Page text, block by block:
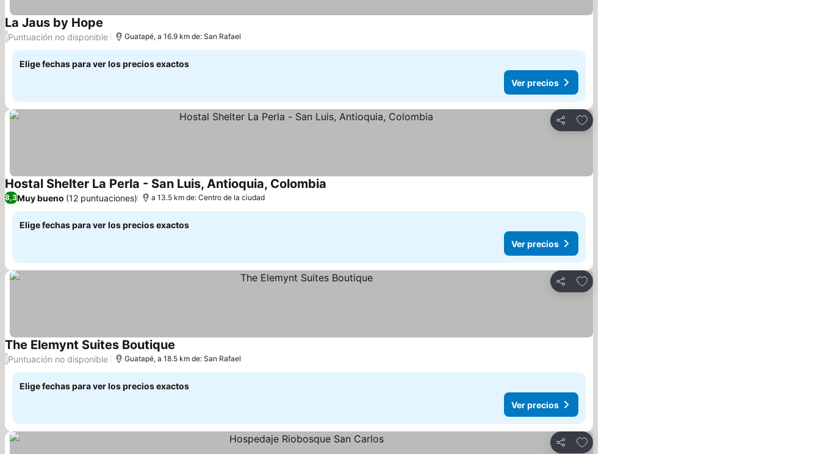
La Jaus by Hope
/Puntuación no disponible Guatapé, a 16.9 km de: San Rafael
Elige fechas para ver los precios exactos
Ver precios
Compartir
Agregar a favoritos
Hostal Shelter La Perla - San Luis, Antioquia, Colombia
8,3Muy bueno (12 puntuaciones) a 13.5 km de: Centro de la ciudad
Elige fechas para ver los precios exactos
Ver precios
Compartir
Agregar a favoritos
The Elemynt Suites Boutique
/Puntuación no disponible Guatapé, a 18.5 km de: San Rafael
Elige fechas para ver los precios exactos
Ver precios
Compartir
Agregar a favoritos